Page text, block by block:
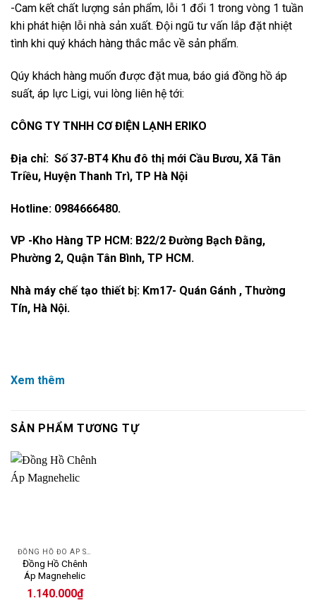
-Cam kết chất lượng sản phẩm, lỗi 1 đổi 1 trong vòng 1 tuần
khi phát hiện lỗi nhà sản xuất. Đội ngũ tư vấn lắp đặt nhiệt
tình khi quý khách hàng thắc mắc về sản phẩm.
Qúy khách hàng muốn được đặt mua, báo giá đồng hồ áp
suất, áp lực Ligi, vui lòng liên hệ tới:
CÔNG TY TNHH CƠ ĐIỆN LẠNH ERIKO
Địa chỉ: Số 37-BT4 Khu đô thị mới Cầu Bươu, Xã Tân
Triều, Huyện Thanh Trì, TP Hà Nội
Hotline: 0984666480.
VP -Kho Hàng TP HCM: B22/2 Đường Bạch Đằng,
Phường 2, Quận Tân Bình, TP HCM.
Nhà máy chế tạo thiết bị: Km17- Quán Gánh , Thường
Tín, Hà Nội.
Xem thêm
SẢN PHẨM TƯƠNG TỰ
Đồng Hồ Chênh
Áp Magnehelic
1.140.000₫